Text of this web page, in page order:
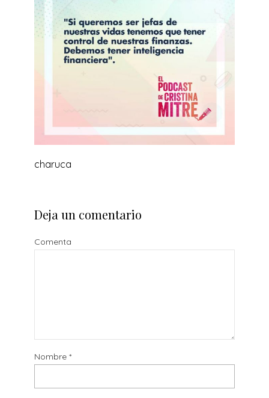
charuca
Deja un comentario
Comenta
Nombre *